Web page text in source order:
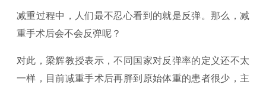
减重过程中，人们最不忍心看到的就是反弹。那么，减
重手术后会不会反弹呢？
对此，梁辉教授表示，不同国家对反弹率的定义还不太
一样，目前减重手术后再胖到原始体重的患者很少，主